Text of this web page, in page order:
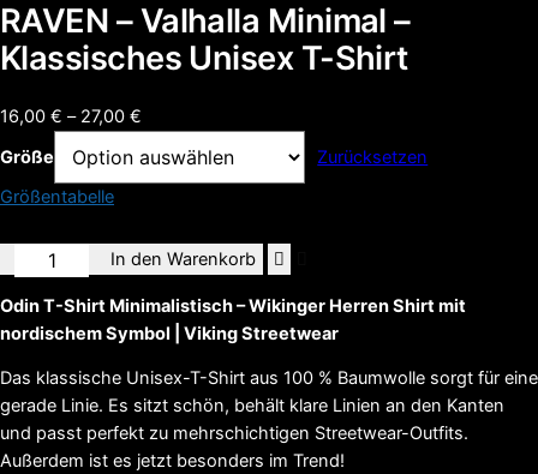
RAVEN – Valhalla Minimal –
Klassisches Unisex T-Shirt
16,00 € – 27,00 €
bis
Größe
Zurücksetzen
Größentabelle
RAVEN
-
Valhalla
Minimal
Klassisches
Unisex
T-
In den Warenkorb
Odin T-Shirt Minimalistisch – Wikinger Herren Shirt mit
nordischem Symbol | Viking Streetwear
Das klassische Unisex-T-Shirt aus 100 % Baumwolle sorgt für eine
gerade Linie. Es sitzt schön, behält klare Linien an den Kanten
und passt perfekt zu mehrschichtigen Streetwear-Outfits.
Außerdem ist es jetzt besonders im Trend!